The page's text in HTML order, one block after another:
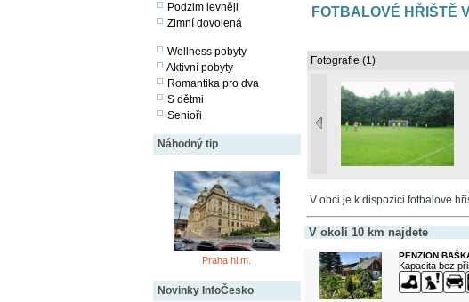
Podzim levněji
Zimní dovolená
Wellness pobyty
Aktivní pobyty
Romantika pro dva
S dětmi
Senioři
Náhodný tip
Praha hl.m.
Novinky InfoČesko
FOTBALOVÉ HŘIŠTĚ
Fotografie (1)
V obci je k dispozici fotbalové
V okolí 10 km najdete
PENZION
Kapacita bez